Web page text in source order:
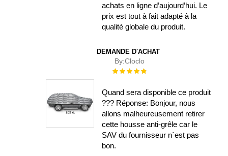
achats en ligne d’aujourd’hui. Le
prix est tout à fait adapté à la
qualité globale du produit.
DEMANDE D'ACHAT
By:Cloclo
Évaluation :
Quand sera disponible ce produit
??? Réponse: Bonjour, nous
allons malheureusement retirer
cette housse anti-grêle car le
SAV du fournisseur n´est pas
bon.